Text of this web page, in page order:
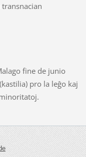
fine de junio
pro la leĝo kaj